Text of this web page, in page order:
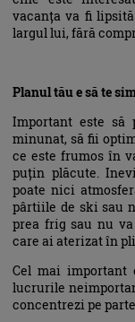
vacanța va fi
largul lui, fără
Planul tău e să te
Important este
minunat, să fii
ce este frumos în
puțin plăcute.
poate nici
pârtiile de ski sau
prea frig sau nu
care ai aterizat în
Cel mai important
lucrurile
concentrezi pe